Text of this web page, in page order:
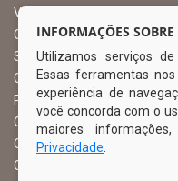
Vice Prefeito
Ouvidoria Municipal
Serviço de Informação ao
Chefe de Gabinete
Procuradoria Geral
Órgão de Controle Interno
Organograma
Comissão Permanente de
INFORMAÇÕES SOBRE
Utilizamos serviços
Essas ferramentas
experiência de
você concorda com o
maiores
Privacidade